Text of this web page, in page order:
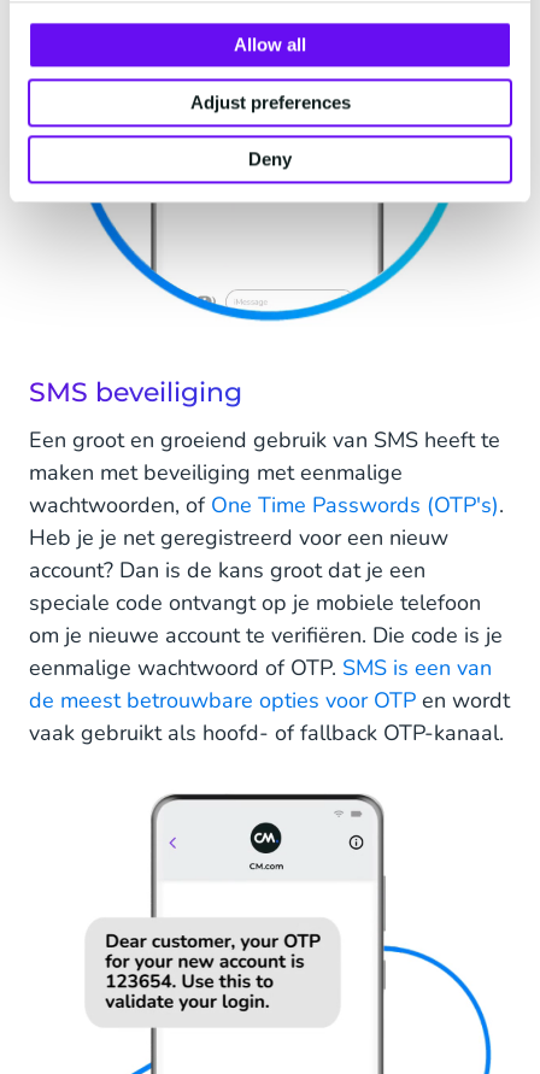
Allow all
Adjust preferences
Deny
SMS beveiliging
Een groot en groeiend gebruik van SMS heeft te
maken met beveiliging met eenmalige
wachtwoorden, of One Time Passwords (OTP's).
Heb je je net geregistreerd voor een nieuw
account? Dan is de kans groot dat je een
speciale code ontvangt op je mobiele telefoon
om je nieuwe account te verifiëren. Die code is je
eenmalige wachtwoord of OTP. SMS is een van
de meest betrouwbare opties voor OTP en wordt
vaak gebruikt als hoofd- of fallback OTP-kanaal.